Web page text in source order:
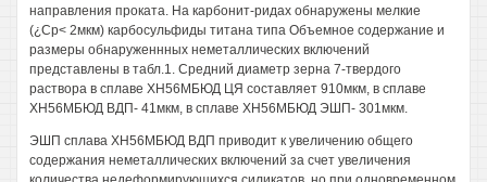
направления проката. На карбонит-ридах обнаружены мелкие
(¿Ср< 2мкм) карбосульфиды титана типа Объемное содержание и
размеры обнаруженнных неметаллических включений
представлены в табл.1. Средний диаметр зерна 7-твердого
раствора в сплаве ХН56МБЮД ЦЯ составляет 910мкм, в сплаве
ХН56МБЮД ВДП- 41мкм, в сплаве ХН56МБЮД ЭШП- 301мкм.
ЭШП сплава ХН56МБЮД ВДП приводит к увеличению общего
содержания неметаллических включений за счет увеличения